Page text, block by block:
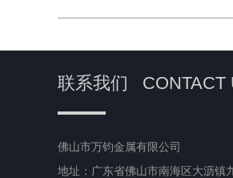
联系我们 CONTACT
佛山市万钧金属有限公司
地址：广东省佛山市南海区大沥镇